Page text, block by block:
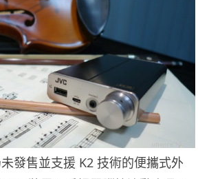
發售並支援 K2 技術的便攜式外